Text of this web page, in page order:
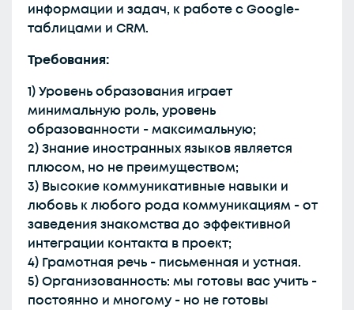
информации и задач, к работе с Google-
таблицами и CRM.
Требования:
1) Уровень образования играет
минимальную роль, уровень
образованности - максимальную;
2) Знание иностранных языков является
плюсом, но не преимуществом;
3) Высокие коммуникативные навыки и
любовь к любого рода коммуникациям - от
заведения знакомства до эффективной
интеграции контакта в проект;
4) Грамотная речь - письменная и устная.
5) Организованность: мы готовы вас учить -
постоянно и многому - но не готовы